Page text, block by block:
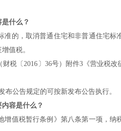
什么？
的，取消普通住宅和非普通住宅
值税。
税〔2016〕36号）附件3《营业税
布公告规定的可按新发布公告执行。
容是什么？
值税暂行条例》第八条第一项，纳